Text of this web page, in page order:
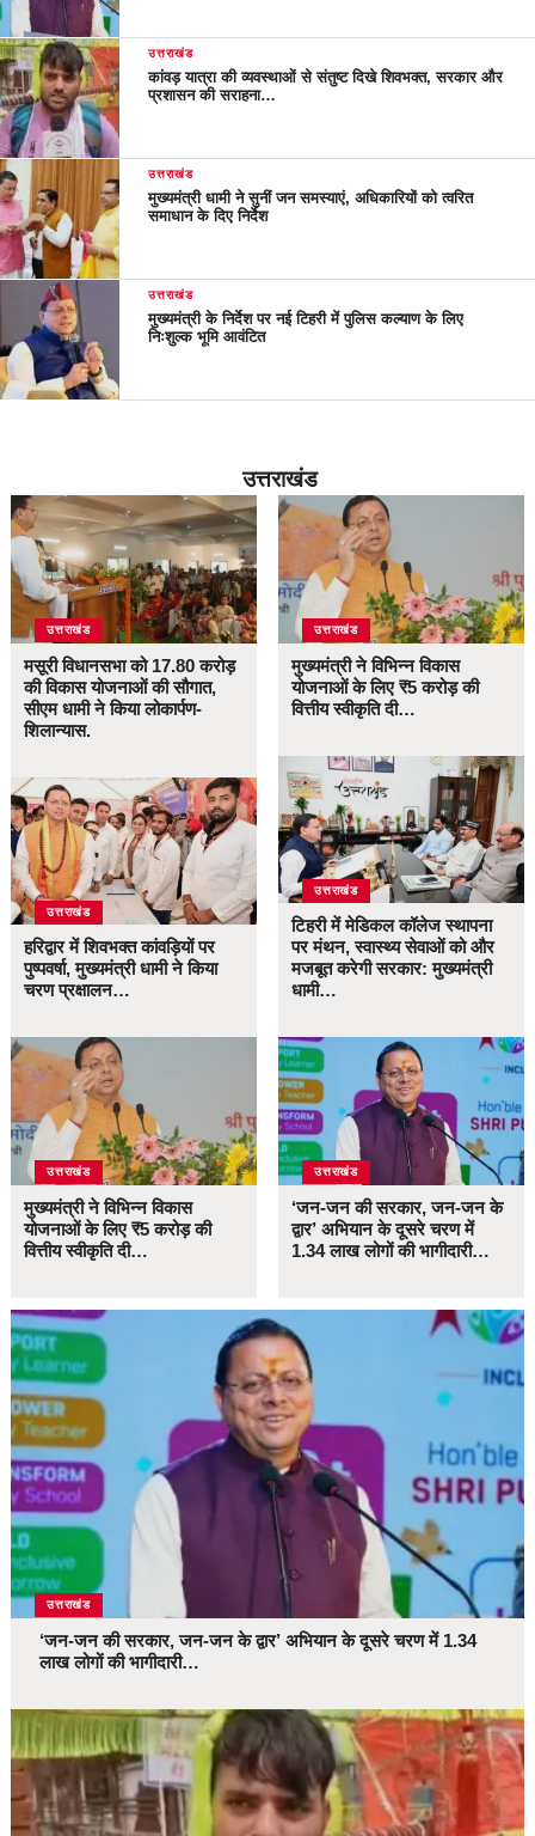
उत्तराखंड
कांवड़ यात्रा की व्यवस्थाओं से संतुष्ट दिखे शिवभक्त, सरकार और
प्रशासन की सराहना…
उत्तराखंड
मुख्यमंत्री धामी ने सुनीं जन समस्याएं, अधिकारियों को त्वरित
समाधान के दिए निर्देश
उत्तराखंड
मुख्यमंत्री के निर्देश पर नई टिहरी में पुलिस कल्याण के लिए
निःशुल्क भूमि आवंटित
उत्तराखंड
उत्तराखंड
मसूरी विधानसभा को 17.80 करोड़
की विकास योजनाओं की सौगात,
सीएम धामी ने किया लोकार्पण-
शिलान्यास.
उत्तराखंड
हरिद्वार में शिवभक्त कांवड़ियों पर
पुष्पवर्षा, मुख्यमंत्री धामी ने किया
चरण प्रक्षालन…
उत्तराखंड
मुख्यमंत्री ने विभिन्न विकास
योजनाओं के लिए ₹5 करोड़ की
वित्तीय स्वीकृति दी…
उत्तराखंड
मुख्यमंत्री ने विभिन्न विकास
योजनाओं के लिए ₹5 करोड़ की
वित्तीय स्वीकृति दी…
उत्तराखंड
टिहरी में मेडिकल कॉलेज स्थापना
पर मंथन, स्वास्थ्य सेवाओं को और
मजबूत करेगी सरकार: मुख्यमंत्री
धामी…
उत्तराखंड
‘जन-जन की सरकार, जन-जन के
द्वार’ अभियान के दूसरे चरण में
1.34 लाख लोगों की भागीदारी…
उत्तराखंड
‘जन-जन की सरकार, जन-जन के द्वार’ अभियान के दूसरे चरण में 1.34
लाख लोगों की भागीदारी…